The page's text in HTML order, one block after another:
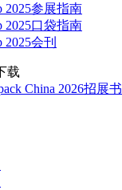
2025参展指南
2025口袋指南
2025会刊
载
China 2026招展书